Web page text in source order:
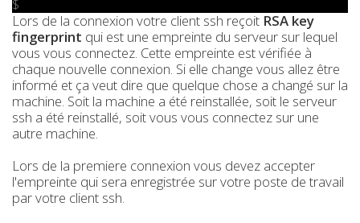
$
Lors de la connexion votre client ssh reçoit RSA key
fingerprint qui est une empreinte du serveur sur lequel
vous vous connectez. Cette empreinte est vérifiée à
chaque nouvelle connexion. Si elle change vous allez être
informé et ça veut dire que quelque chose a changé sur la
machine. Soit la machine a été reinstallée, soit le serveur
ssh a été reinstallé, soit vous vous connectez sur une
autre machine.
Lors de la premiere connexion vous devez accepter
l'empreinte qui sera enregistrée sur votre poste de travail
par votre client ssh.